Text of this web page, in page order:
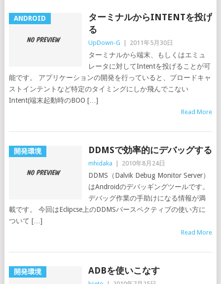
ANDROID
ターミナルからINTENTを投げ
る
UpDown-G 2011年5月30日
ターミナルから端末、もしくはエミュ
レータに対してIntentを投げることが可
能です。 アプリケーションの開発を行っていると、ブロードキャ
ストインテントなど特定のタイミングにしか飛んでこない
Intent(端末起動時のBOO […]
Read More
開発環境 DDMSで効率的にデバッグする
mhidaka 2010年8月24日
DDMS（Dalvik Debug Monitor Server）
はAndroidのデバッギングツールです。
デバッグ作業の手助けになる情報が満
載です。 今回はEclipcse上のDDMSパースペクティブの使い方に
ついて […]
Read More
開発環境 ADBを使いこなす